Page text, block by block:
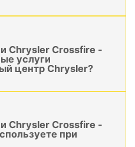
Chrysler Crossfire -
услуги
центр Chrysler?
Chrysler Crossfire -
при